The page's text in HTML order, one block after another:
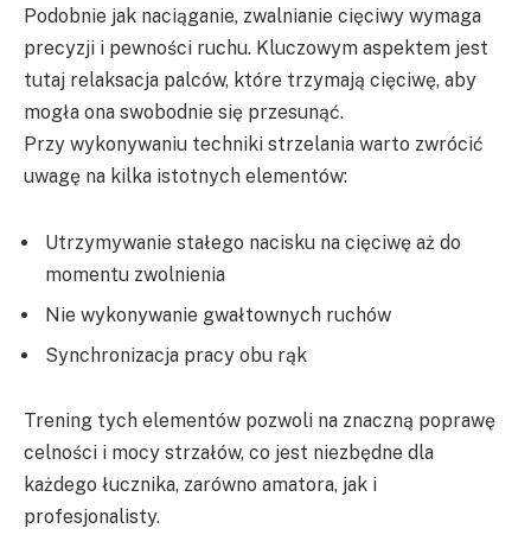
Podobnie jak naciąganie, zwalnianie cięciwy wymaga
precyzji i pewności ruchu. Kluczowym aspektem jest
tutaj relaksacja palców, które trzymają cięciwę, aby
mogła ona swobodnie się przesunąć.
Przy wykonywaniu techniki strzelania warto zwrócić
uwagę na kilka istotnych elementów:
Utrzymywanie stałego nacisku na cięciwę aż do
momentu zwolnienia
Nie wykonywanie gwałtownych ruchów
Synchronizacja pracy obu rąk
Trening tych elementów pozwoli na znaczną poprawę
celności i mocy strzałów, co jest niezbędne dla
każdego łucznika, zarówno amatora, jak i
profesjonalisty.